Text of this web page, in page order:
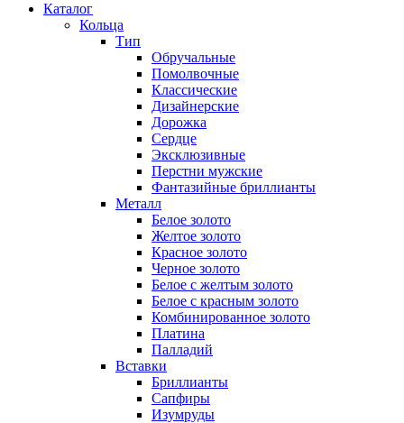
Каталог
Кольца
Тип
Обручальные
Помолвочные
Классические
Дизайнерские
Дорожка
Сердце
Эксклюзивные
Перстни мужские
Фантазийные бриллианты
Металл
Белое золото
Желтое золото
Красное золото
Черное золото
Белое с желтым золото
Белое с красным золото
Комбинированное золото
Платина
Палладий
Вставки
Бриллианты
Сапфиры
Изумруды